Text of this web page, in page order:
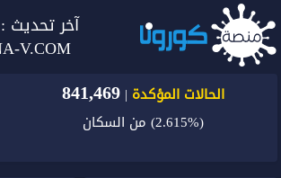
آخر تحديث :
V.COM
الحالات المؤكدة |
841,469
(2.615%) من السكان